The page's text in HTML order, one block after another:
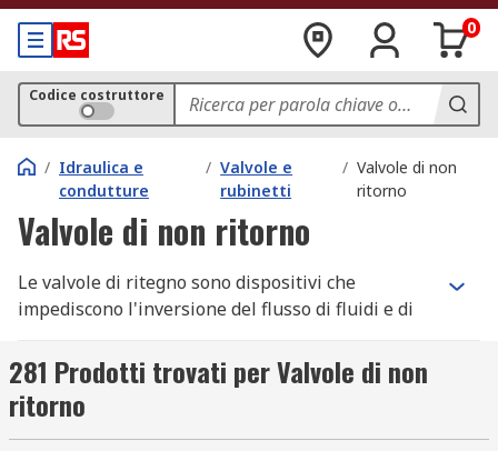
0
Codice costruttore
/ Idraulica e
condutture
/ Valvole e
rubinetti
/ Valvole di non
ritorno
Valvole di non ritorno
Le valvole di ritegno sono dispositivi che
impediscono l'inversione del flusso di fluidi e di
Sono valvole unidirezionali, progettate
appositamente per consentire al fluido di fluire
solo in un senso attraverso la tubazione,
281 Prodotti trovati per Valvole di non
ritorno